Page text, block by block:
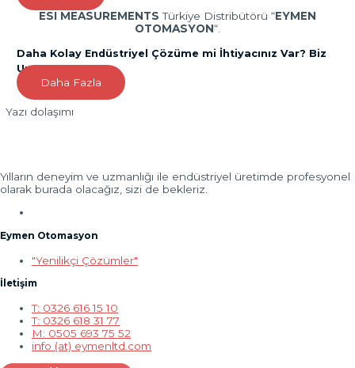
ESI MEASUREMENTSTürkiye Distribütörü “EYMEN
OTOMASYON“.
Daha Kolay Endüstriyel Çözüme mi İhtiyacınız Var? Biz
Uzmanız!
Daha Fazla
Yazı dolaşımı
Yılların deneyim ve uzmanlığı ile endüstriyel üretimde profesyonel
olarak burada olacağız, sizi de bekleriz.
Eymen Otomasyon
"Yenilikçi Çözümler"
İletişim
T: 0326 616 15 10
T: 0326 618 31 77
M: 0505 693 75 52
info (at) eymenltd.com